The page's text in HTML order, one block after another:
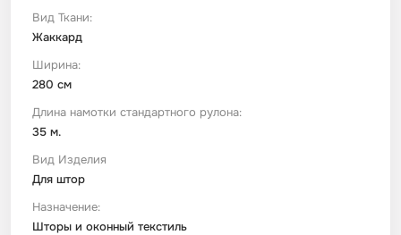
Вид Ткани:
Жаккард
Ширина:
280 см
Длина намотки стандартного рулона:
35 м.
Вид Изделия
Для штор
Назначение:
Шторы и оконный текстиль
Штапель